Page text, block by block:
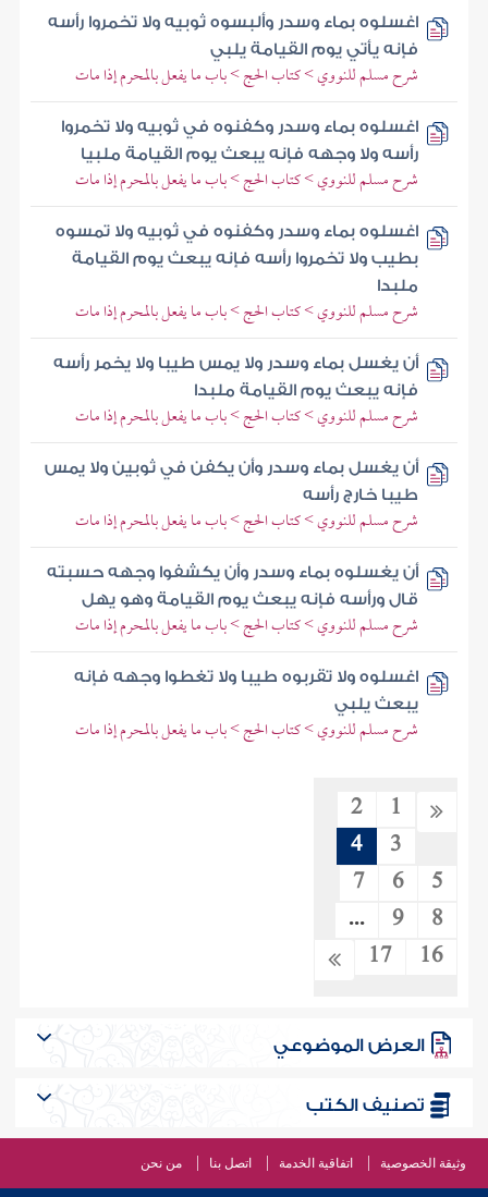
اغسلوه بماء وسدر وألبسوه ثوبيه ولا تخمروا رأسه
فإنه يأتي يوم القيامة يلبي
شرح مسلم للنووي > كتاب الحج > باب ما يفعل بالمحرم إذا مات
اغسلوه بماء وسدر وكفنوه في ثوبيه ولا تخمروا
رأسه ولا وجهه فإنه يبعث يوم القيامة ملبيا
شرح مسلم للنووي > كتاب الحج > باب ما يفعل بالمحرم إذا مات
اغسلوه بماء وسدر وكفنوه في ثوبيه ولا تمسوه
بطيب ولا تخمروا رأسه فإنه يبعث يوم القيامة
ملبدا
شرح مسلم للنووي > كتاب الحج > باب ما يفعل بالمحرم إذا مات
أن يغسل بماء وسدر ولا يمس طيبا ولا يخمر رأسه
فإنه يبعث يوم القيامة ملبدا
شرح مسلم للنووي > كتاب الحج > باب ما يفعل بالمحرم إذا مات
أن يغسل بماء وسدر وأن يكفن في ثوبين ولا يمس
طيبا خارج رأسه
شرح مسلم للنووي > كتاب الحج > باب ما يفعل بالمحرم إذا مات
أن يغسلوه بماء وسدر وأن يكشفوا وجهه حسبته
قال ورأسه فإنه يبعث يوم القيامة وهو يهل
شرح مسلم للنووي > كتاب الحج > باب ما يفعل بالمحرم إذا مات
اغسلوه ولا تقربوه طيبا ولا تغطوا وجهه فإنه
يبعث يلبي
شرح مسلم للنووي > كتاب الحج > باب ما يفعل بالمحرم إذا مات
1
2
3
4
5
6
7
8
9
...
16
17
العرض الموضوعي
تصنيف الكتب
وثيقة الخصوصية اتفاقية الخدمة اتصل بنا من نحن